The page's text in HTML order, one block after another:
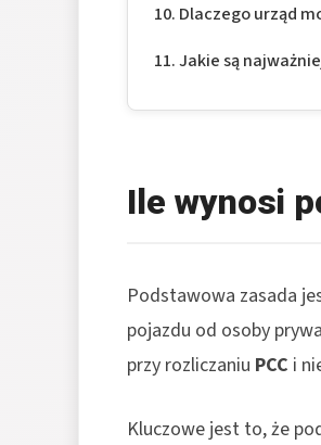
Dlaczego urząd
Jakie są
Ile wynosi
Podstawowa zasada
pojazdu od osoby
przy rozliczaniu PCC i
Kluczowe jest to, że